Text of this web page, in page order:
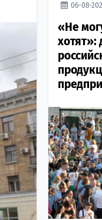
06-08-
«Не
хотят»: